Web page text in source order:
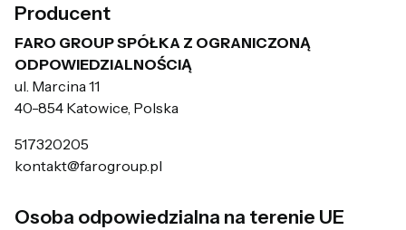
Producent
FARO GROUP SPÓŁKA Z OGRANICZONĄ
ODPOWIEDZIALNOŚCIĄ
ul. Marcina 11
40-854 Katowice, Polska
517320205
kontakt@farogroup.pl
Osoba odpowiedzialna na terenie UE